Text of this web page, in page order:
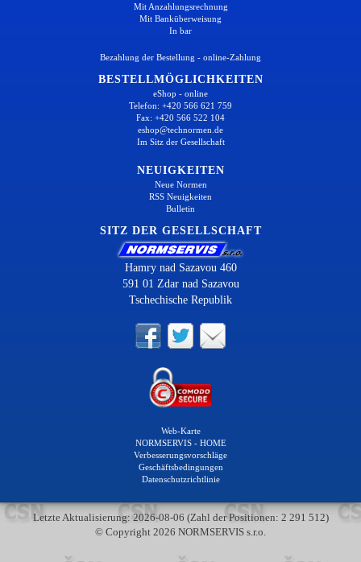
Mit Anzahlungsrechnung
Mit Banküberweisung
In bar
Bezahlung der Bestellung - online-Zahlung
BESTELLMÖGLICHKEITEN
eShop - online
Telefon: +420 566 621 759
Fax: +420 566 522 104
eshop@technormen.de
Im Sitz der Gesellschaft
NEUIGKEITEN
Neue Normen
RSS Neuigkeiten
Bulletin
SITZ DER GESELLSCHAFT
Hamry nad Sazavou 460
591 01 Zdar nad Sazavou
Tschechische Republik
Web-Karte
NORMSERVIS - HOME
Verbesserungsvorschläge
Geschäftsbedingungen
Datenschutzrichtlinie
Letzte Aktualisierung: 2026-08-06 (Zahl der Positionen: 2 291 512)
© Copyright 2026 NORMSERVIS s.r.o.